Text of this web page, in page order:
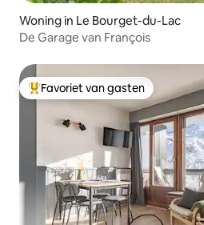
Woning in Le Bourget-du-Lac
De Garage van François
Topfavoriet van gasten
Favoriet van gasten